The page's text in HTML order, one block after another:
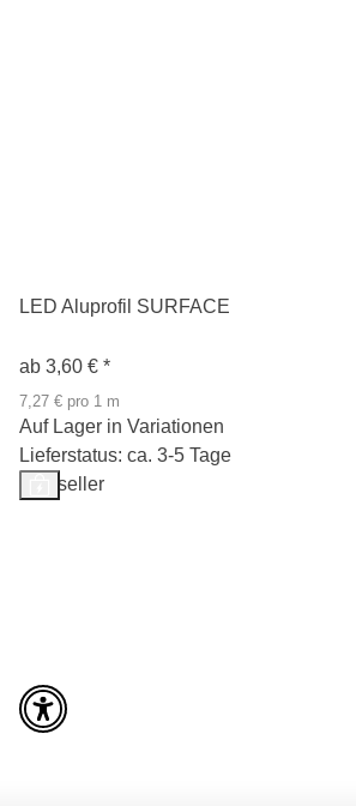
LED Aluprofil SURFACE
ab 3,60 € *
7,27 € pro 1 m
Auf Lager in Variationen
Lieferstatus: ca. 3-5 Tage
Bestseller